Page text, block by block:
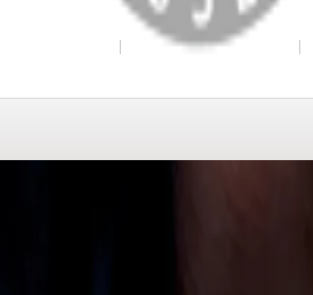
Facebook Instagram YouTube
Dükkan Hifi. Tüm Hakları Saklıdır
Kullanım Koşulları ve Gizlilik